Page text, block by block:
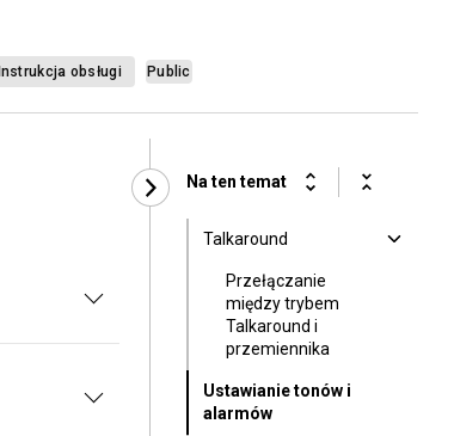
Instrukcja obsługi Public
Na ten temat
Talkaround
Przełączanie
między trybem
Talkaround i
przemiennika
Ustawianie tonów i
alarmów